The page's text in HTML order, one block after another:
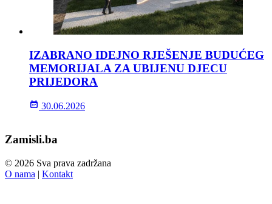
IZABRANO IDEJNO RJEŠENJE BUDUĆEG
MEMORIJALA ZA UBIJENU DJECU
PRIJEDORA
30.06.2026
Zamisli.ba
© 2026 Sva prava zadržana
O nama | Kontakt